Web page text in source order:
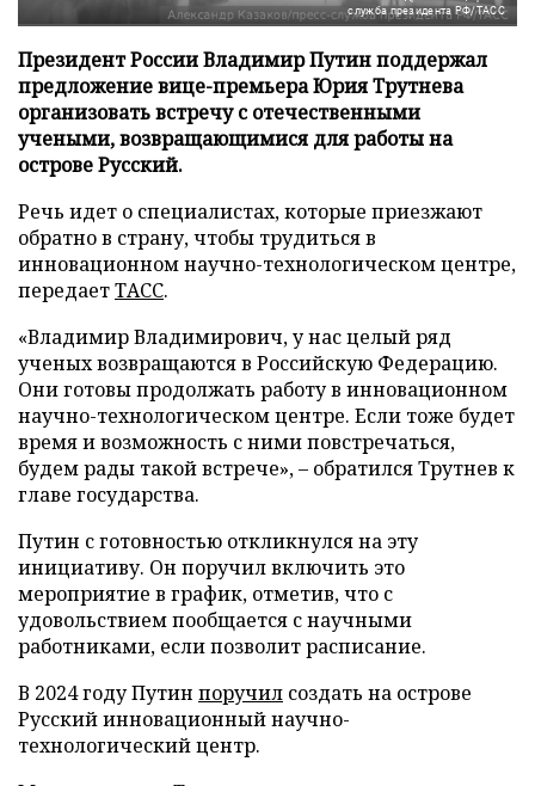
служба президента РФ/ТАСС
Президент России Владимир Путин поддержал
предложение вице-премьера Юрия Трутнева
организовать встречу с отечественными
учеными, возвращающимися для работы на
острове Русский.
Речь идет о специалистах, которые приезжают
обратно в страну, чтобы трудиться в
инновационном научно-технологическом центре,
передаетТАСС.
«Владимир Владимирович, у нас целый ряд
ученых возвращаются в Российскую Федерацию.
Они готовы продолжать работу в инновационном
научно-технологическом центре. Если тоже будет
время и возможность с ними повстречаться,
будем рады такой встрече», – обратился Трутнев к
главе государства.
Путин с готовностью откликнулся на эту
инициативу. Он поручил включить это
мероприятие в график, отметив, что с
удовольствием пообщается с научными
работниками, если позволит расписание.
В 2024 году Путин поручил создать на острове
Русский инновационный научно-
технологический центр.